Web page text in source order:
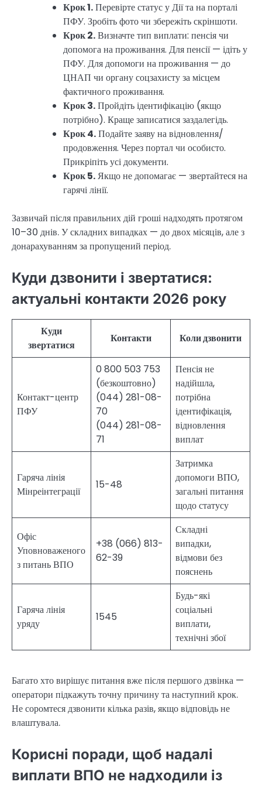
Крок 1.Перевірте статус у Дії та на порталі
ПФУ. Зробіть фото чи збережіть скріншоти.
Крок 2.Визначте тип виплати: пенсія чи
допомога на проживання. Для пенсії — ідіть у
ПФУ. Для допомоги на проживання — до
ЦНАП чи органу соцзахисту за місцем
фактичного проживання.
Крок 3.Пройдіть ідентифікацію (якщо
потрібно). Краще записатися заздалегідь.
Крок 4.Подайте заяву на відновлення/
продовження. Через портал чи особисто.
Прикріпіть усі документи.
Крок 5.Якщо не допомагає — звертайтеся на
гарячі лінії.
Зазвичай після правильних дій гроші надходять протягом
10–30 днів. У складних випадках — до двох місяців, але з
донарахуванням за пропущений період.
Куди дзвонити і звертатися:
актуальні контакти 2026 року
Куди
звертатися
Контакти Коли дзвонити
Контакт-центр
ПФУ
0 800 503 753
(безкоштовно)
(044) 281-08-
70
(044) 281-08-
71
Пенсія не
надійшла,
потрібна
ідентифікація,
відновлення
виплат
Гаряча лінія
Мінреінтеграції
15-48
Затримка
допомоги ВПО,
загальні питання
щодо статусу
Офіс
Уповноваженого
з питань ВПО
+38 (066) 813-
62-39
Складні
випадки,
відмови без
пояснень
Гаряча лінія
уряду
1545
Будь-які
соціальні
виплати,
технічні збої
Багато хто вирішує питання вже після першого дзвінка —
оператори підкажуть точну причину та наступний крок.
Не соромтеся дзвонити кілька разів, якщо відповідь не
влаштувала.
Корисні поради, щоб надалі
виплати ВПО не надходили із